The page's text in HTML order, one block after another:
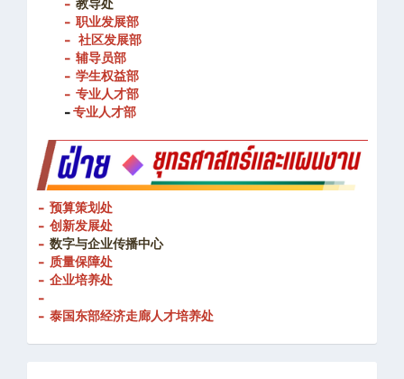
- 学生活动
- 教导处
- 职业发展部
-社区发展部
- 辅导员部
- 学生权益部
- 专业人才部
-专业人才部
- 预算策划处
- 创新发展处
- 数字与企业传播中心
- 质量保障处
- 企业培养处
-
- 泰国东部经济走廊人才培养处